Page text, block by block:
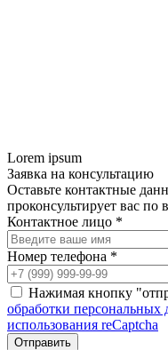
Lorem ipsum
Заявка на консультацию
Оставьте контактные
проконсультирует вас
Контактное лицо *
Номер телефона *
Нажимая кнопку
обработки персональных
использования reCaptcha